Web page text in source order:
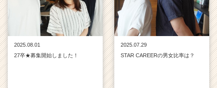
2025.08.01
27卒★募集開始しました！
2025.07.29
STAR CAREERの男女比率は？